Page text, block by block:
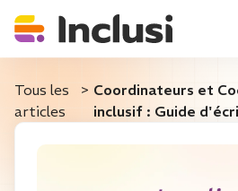
Tous les
articles
> Coordinateurs et
inclusif : Guide